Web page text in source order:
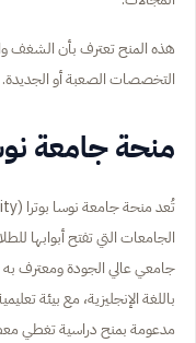
هذه المنح تعترف بأن الشغف
التخصصات الصعبة أو الجديدة.
منحة جامعة
الجامعات التي تفتح أبوابها
جامعي عالي الجودة ومعترف
باللغة الإنجليزية، مع بيئة
مدعومة بمنح دراسية تغطي